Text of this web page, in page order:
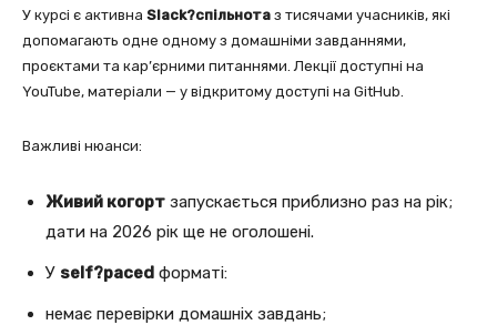
У курсі є активна Slack?спільнота з тисячами учасників, які
допомагають одне одному з домашніми завданнями,
проєктами та кар’єрними питаннями. Лекції доступні на
YouTube, матеріали — у відкритому доступі на GitHub.
Важливі нюанси:
Живий когорт запускається приблизно раз на рік;
дати на 2026 рік ще не оголошені.
У self?paced форматі:
немає перевірки домашніх завдань;